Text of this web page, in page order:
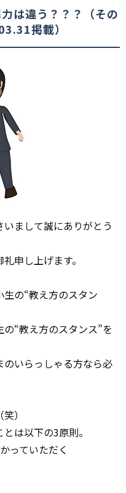
は違う？？？（その
掲載）
まして誠にありがとう
申し上げます。
の“教え方のスタン
“教え方のスタンス”を
いらっしゃる方なら必
）
は以下の3原則。
っていただく